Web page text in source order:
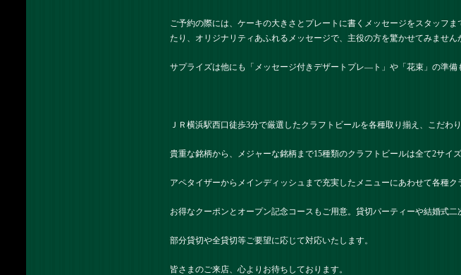
ご予約の際には、ケーキの大きさとプレートに書くメッセージをスタッフ
たり、オリジナリティあふれるメッセージで、主役の方を驚かせてみません
サプライズは他にも「メッセージ付きデザートプレ―ト」や「花束」の準備
ＪＲ横浜駅西口徒歩3分で厳選したクラフトビールを各種取り揃え、こだわ
貴重な銘柄から、メジャーな銘柄まで15種類のクラフトビールは全て2サイズ
アペタイザーからメインディッシュまで充実したメニューにあわせて各種ク
お得なクーポンとオープン記念コースもご用意。貸切パーティーや結婚式二
部分貸切や全貸切等ご要望に応じて対応いたします。
皆さまのご来店、心よりお待ちしております。